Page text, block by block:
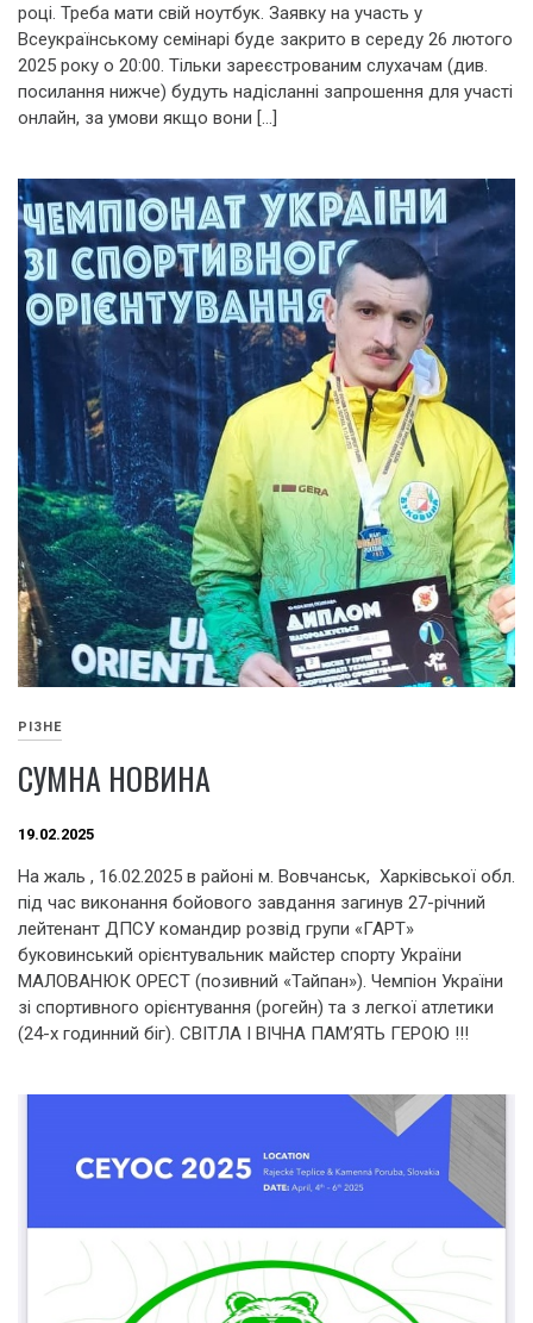
році. Треба мати свій ноутбук. Заявку на участь у
Всеукраїнському семінарі буде закрито в середу 26 лютого
2025 року о 20:00. Тільки зареєстрованим слухачам (див.
посилання нижче) будуть надісланні запрошення для участі
онлайн, за умови якщо вони […]
РІЗНЕ
СУМНА НОВИНА
19.02.2025
На жаль , 16.02.2025 в районі м. Вовчанськ, Харківської обл.
під час виконання бойового завдання загинув 27-річний
лейтенант ДПСУ командир розвід групи «ГАРТ»
буковинський орієнтувальник майстер спорту України
МАЛОВАНЮК ОРЕСТ (позивний «Тайпан»). Чемпіон України
зі спортивного орієнтування (рогейн) та з легкої атлетики
(24-х годинний біг). СВІТЛА І ВІЧНА ПАМ’ЯТЬ ГЕРОЮ !!!